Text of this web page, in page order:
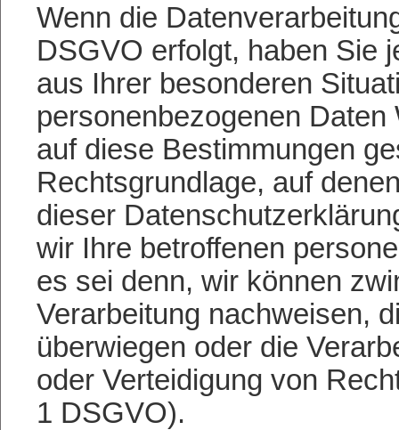
Wenn die
DSGVO erfolgt, haben Sie
aus Ihrer besonderen
personenbezogenen
auf diese Bestimmungen
Rechtsgrundlage, auf
dieser
wir Ihre betroffenen
es sei denn, wir können
Verarbeitung nachweisen,
überwiegen oder die
oder Verteidigung von
1 DSGVO).